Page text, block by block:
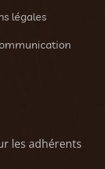
légales
les adhérents